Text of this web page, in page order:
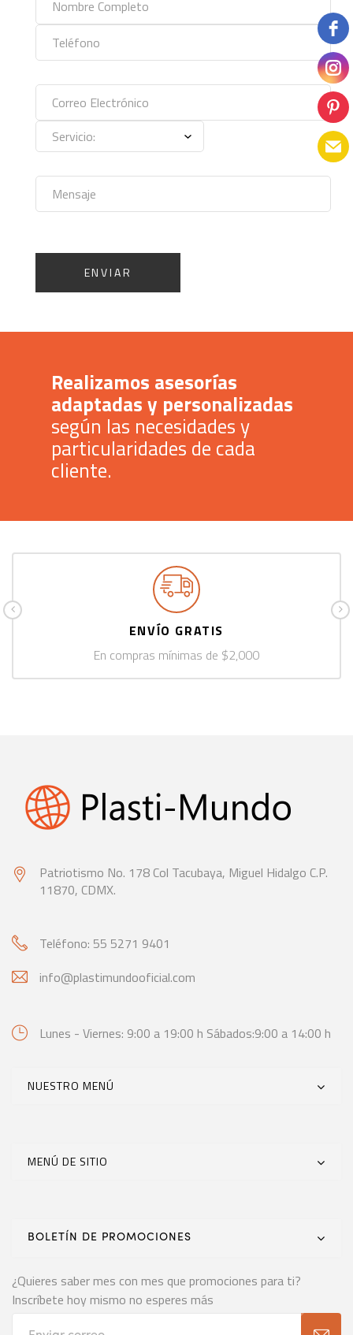
Realizamos asesorías
adaptadas y personalizadas
según las necesidades y
particularidades de cada
cliente.
ENVÍO GRATIS
En compras mínimas de $2,000
Patriotismo No. 178 Col Tacubaya, Miguel Hidalgo C.P.
11870, CDMX.
Teléfono: 55 5271 9401
info@plastimundooficial.com
Lunes - Viernes: 9:00 a 19:00 h Sábados:9:00 a 14:00 h
NUESTRO MENÚ
MENÚ DE SITIO
BOLETÍN DE PROMOCIONES
¿Quieres saber mes con mes que promociones para ti?
Inscríbete hoy mismo no esperes más